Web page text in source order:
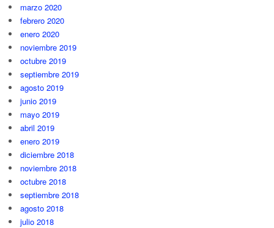
marzo 2020
febrero 2020
enero 2020
noviembre 2019
octubre 2019
septiembre 2019
agosto 2019
junio 2019
mayo 2019
abril 2019
enero 2019
diciembre 2018
noviembre 2018
octubre 2018
septiembre 2018
agosto 2018
julio 2018